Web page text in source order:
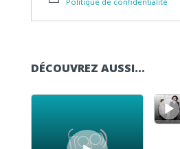
DÉCOUVREZ AUSSI…
Lecteur audio